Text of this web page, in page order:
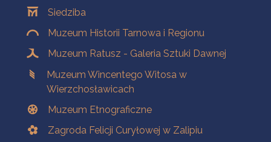
Siedziba
Muzeum Historii Tarnowa i Regionu
Muzeum Ratusz - Galeria Sztuki Dawnej
Muzeum Wincentego Witosa w
Wierzchosławicach
Muzeum Etnograficzne
Zagroda Felicji Curyłowej w Zalipiu